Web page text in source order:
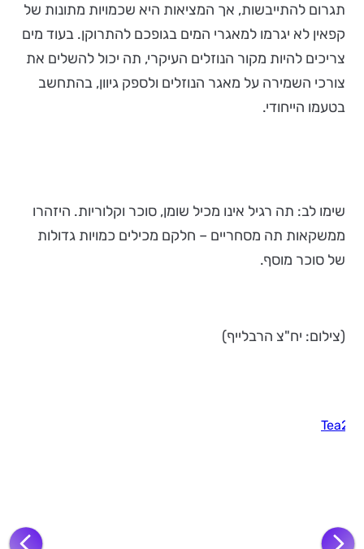
תגרום להתייבשות, אך המציאות היא שכמויות מתונות של
קפאין לא יגרמו למאגרי המים בגופכם להתרוקן. בעוד מים
צריכים להיות מקור הנוזלים העיקרי, תה יכול להשלים את
צורכי השמירה על מאגר הנוזלים ולספק גיוון, בהתחשב
בטעמו הייחודי.
שימו לב: תה רגיל אינו מכיל שומן, סוכר וקלוריות. היזהרו
ממשקאות תה מסחריים – חלקם מכילים כמויות גדולות
של סוכר מוסף.
(צילום: יח"צ הרבלייף)